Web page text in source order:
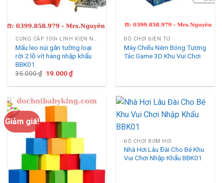
CUNG CẤP 100+ LINH KIỆN NHÀ LIÊN HOÀN
Mấu leo núi gắn tường loại
rời 2 lỗ vít hàng nhập khẩu
BBK01
35.000₫ Giá
là:
19.000₫Giá
tại
19.000 ₫.
ĐỒ CHƠI ĐIỆN TỬ
Máy Chiếu Ném Bóng Tương
Tác Game 3D Khu Vui Chơi
Giảm giá!
ĐỒ CHƠI BƠM HƠI
Nhà Hơi Lâu Đài Cho Bé Khu
Vui Chơi Nhập Khẩu BBK01